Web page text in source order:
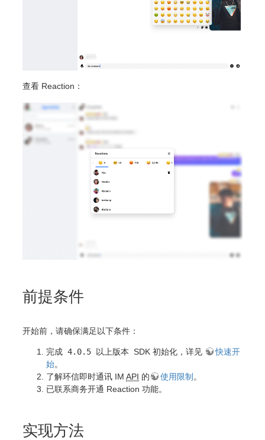
查看 Reaction：
前提条件
开始前，请确保满足以下条件：
完成 4.0.5 以上版本 SDK 初始化，详见
快速开
始。
了解环信即时通讯 IM API 的 使用限制。
已联系商务开通 Reaction 功能。
实现方法